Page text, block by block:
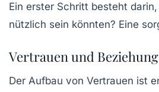
Ein erster Schritt besteht
nützlich sein könnten? Eine
Vertrauen und
Der Aufbau von Vertrauen ist